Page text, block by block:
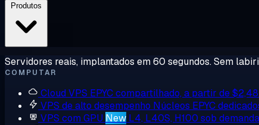
Servidores reais, implantados em 60 segundos. Sem
COMPUTAR
Cloud VPS EPYC compartilhado, a partir de
VPS de alto desempenho Núcleos EPYC
VPS com GPU New L4, L40S, H100 sob demanda